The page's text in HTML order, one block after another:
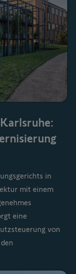
in
mit einem
eine
von